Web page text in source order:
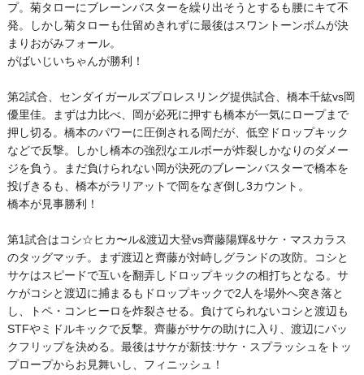
プ。菊タローにブレーンバスターを繰り出そうとするも腰にキて不
発。しかし菊タローも仕留めきれずに最後はスワントーンボムが決
まりおがみフォール。
がばいじいちゃんが勝利！
第2試合、センダイガールズプロレスリング提供試合、橋本千紘vs岡
優里佳。まずは力比べ、岡が必死に押すも橋本が一気にロープまで
押し切る。橋本のパワーに圧倒される岡だが、低空ドロップキック
などで反撃。しかし橋本の強烈なエルボーが炸裂しかなりのダメー
ジを負う。まだ負けられない岡が決死のブレーンバスターで橋本を
投げきるも、橋本がラリアットで岡をなぎ倒し3カウント。
橋本が見事勝利！
第1試合はコシ☆ヒカ〜ル&渡辺大登vs齊藤陽輝&サケ・マスカラス
のタッグマッチ。まず渡辺と齊藤が対峙しグランドの攻防。コシと
サケはスピードで互いを翻弄しドロップキックの相打ちとなる。サ
ケがコシと渡辺に捕まるもドロップキックで2人を場外へ突き落と
し、トペ・コンヒーロを炸裂させる。負けてられないコシと渡辺も
STFやミドルキックで反撃。齊藤がサケの助けに入り、渡辺にバッ
クフリップを決める。最後はサケが新技:サケ・スプラッシュをトッ
プロープからお見舞いし、フィニッシュ！